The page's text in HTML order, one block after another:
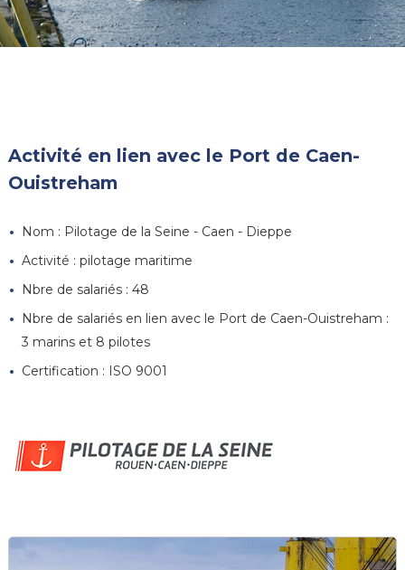
Activité en lien avec le Port de Caen-
Ouistreham
Nom : Pilotage de la Seine - Caen - Dieppe
Activité : pilotage maritime
Nbre de salariés : 48
Nbre de salariés en lien avec le Port de Caen-Ouistreham :
3 marins et 8 pilotes
Certification : ISO 9001